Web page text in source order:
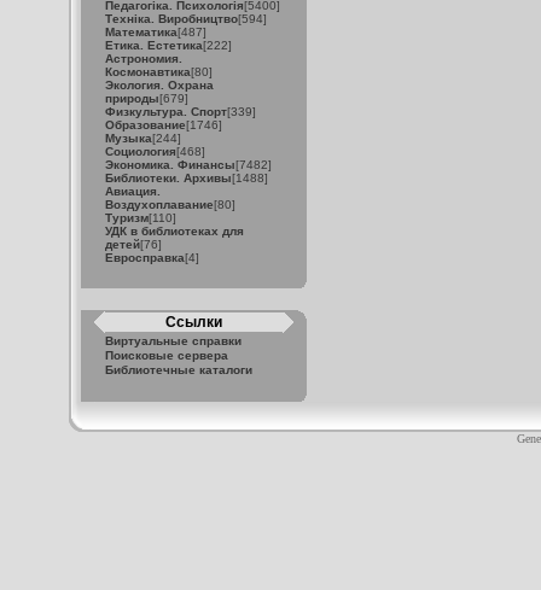
Педагогіка. Психологія[5400]
Техніка. Виробництво[594]
Математика[487]
Етика. Естетика[222]
Астрономия.
Космонавтика[80]
Экология. Охрана
природы[679]
Физкультура. Спорт[339]
Образование[1746]
Музыка[244]
Социология[468]
Экономика. Финансы[7482]
Библиотеки. Архивы[1488]
Авиация.
Воздухоплавание[80]
Туризм[110]
УДК в библиотеках для
детей[76]
Евросправка[4]
Ссылки
Виртуальные справки
Поисковые сервера
Библиотечные каталоги